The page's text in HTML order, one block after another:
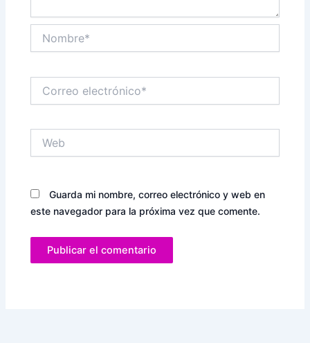
electrónico*
Guarda mi nombre, correo electrónico y web en
este navegador para la próxima vez que comente.